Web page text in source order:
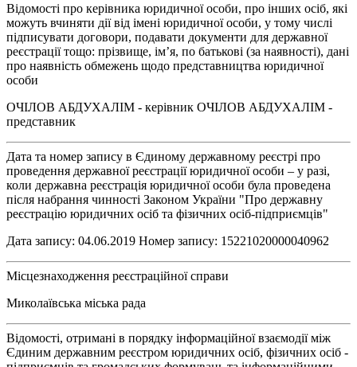
Відомості про керівника юридичної особи, про інших осіб, які
можуть вчиняти дії від імені юридичної особи, у тому числі
підписувати договори, подавати документи для державної
реєстрації тощо: прізвище, ім’я, по батькові (за наявності), дані
про наявність обмежень щодо представництва юридичної
особи
ОЧІЛОВ АБДУХАЛІМ - керівник ОЧІЛОВ АБДУХАЛІМ -
представник
Дата та номер запису в Єдиному державному реєстрі про
проведення державної реєстрації юридичної особи – у разі,
коли державна реєстрація юридичної особи була проведена
після набрання чинності Законом України "Про державну
реєстрацію юридичних осіб та фізичних осіб-підприємців"
Дата запису: 04.06.2019 Номер запису: 15221020000040962
Місцезнаходження реєстраційної справи
Миколаївська міська рада
Відомості, отримані в порядку інформаційної взаємодії між
Єдиним державним реєстром юридичних осіб, фізичних осіб -